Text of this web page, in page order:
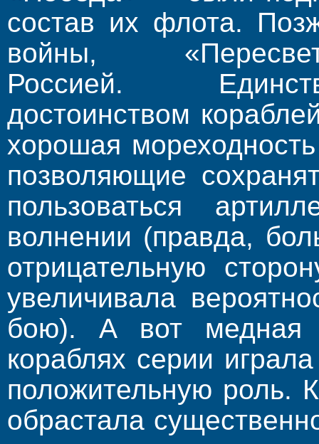
состав их флота.
войны,
Россией.
достоинством
хорошая
позволяющие
пользоваться
волнении (правда,
отрицательную
увеличивала
бою). А вот медная
кораблях серии
положительную роль.
обрастала